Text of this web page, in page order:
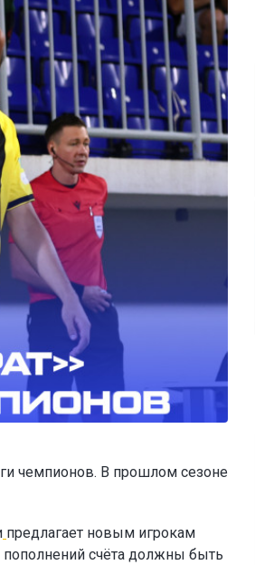
чемпионов. В прошлом сезоне
предлагает новым игрокам
счёта должны быть